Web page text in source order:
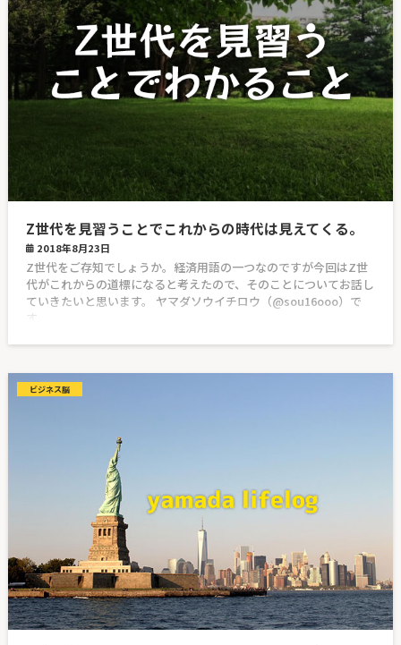
Z世代を見習うことでこれからの時代は見えてくる。
2018年8月23日
Z世代をご存知でしょうか。経済用語の一つなのですが今回はZ世
代がこれからの道標になると考えたので、そのことについてお話し
ていきたいと思います。 ヤマダソウイチロウ（@sou16ooo）で
す。
ビジネス脳